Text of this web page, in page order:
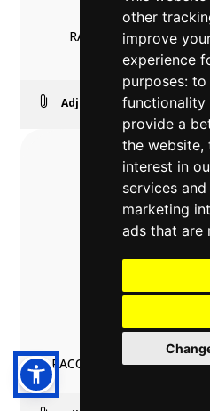
other
improve
experience
purposes: to
functionality
provide a
the website,
interest in
services
marketing
ads that are
RACOR A Y MÚLTIPLE
CILÍNDRICO
Adjuntos
RACOR DISTRIBUIDOR